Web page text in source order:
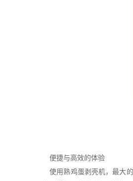
便捷与高效的体验
使用熟鸡蛋剥壳机，最大的